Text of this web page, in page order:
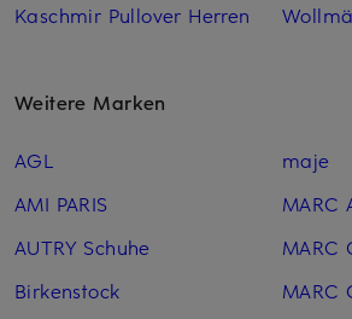
Kaschmir Pullover Herren
Weitere Marken
AGL
AMI PARIS
AUTRY Schuhe
Birkenstock
maje
MARC
MARC
MARC